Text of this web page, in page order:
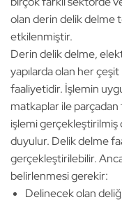
olan derin delik delme
etkilenmiştir.
Derin delik delme,
yapılarda olan her
faaliyetidir. İşlemin
matkaplar ile parçadan
işlemi gerçekleştirilmiş
duyulur. Delik delme
gerçekleştirilebilir.
belirlenmesi gerekir:
Delinecek olan